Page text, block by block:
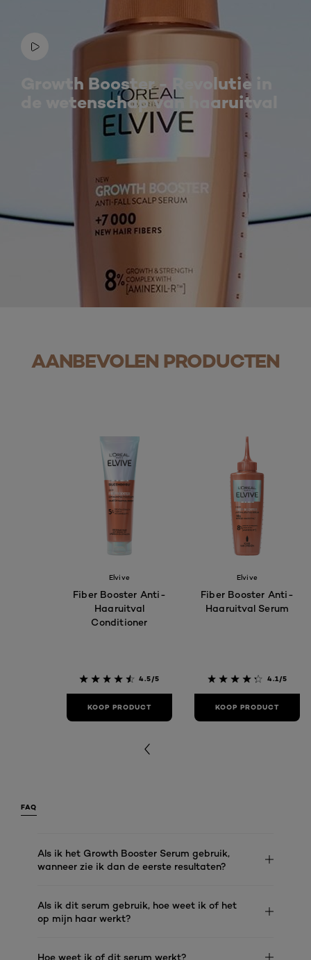
Growth Booster - Revolutie in
de wetenschap van haaruitval
AANBEVOLEN PRODUCTEN
Elvive
Fiber Booster Anti-
Haaruitval
Conditioner
4.5/5
KOOP PRODUCT
Elvive
Fiber Booster Anti-
Haaruitval Serum
4.1/5
KOOP PRODUCT
FAQ
Als ik het Growth Booster Serum gebruik,
wanneer zie ik dan de eerste resultaten?
Als ik dit serum gebruik, hoe weet ik of het
op mijn haar werkt?
Hoe weet ik of dit serum werkt?